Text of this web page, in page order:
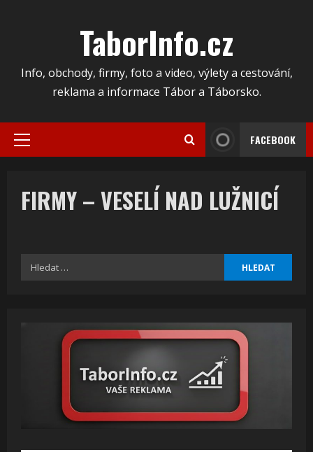
TaborInfo.cz
Info, obchody, firmy, foto a video, výlety a cestování,
reklama a informace Tábor a Táborsko.
Primary
FACEBOOK
FIRMY – VESELÍ NAD LUŽNICÍ
Vyhledávání